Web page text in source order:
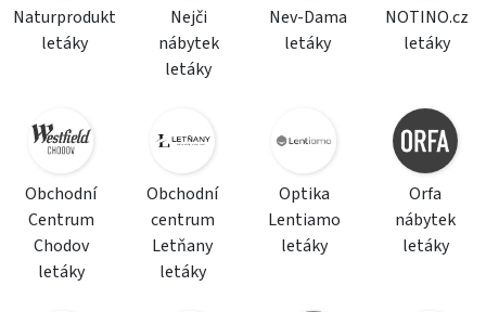
Naturprodukt
letáky
Nejči
nábytek
letáky
Nev-Dama
letáky
NOTINO.cz
letáky
Obchodní
Centrum
Chodov
letáky
Obchodní
centrum
Letňany
letáky
Optika
Lentiamo
letáky
Orfa
nábytek
letáky